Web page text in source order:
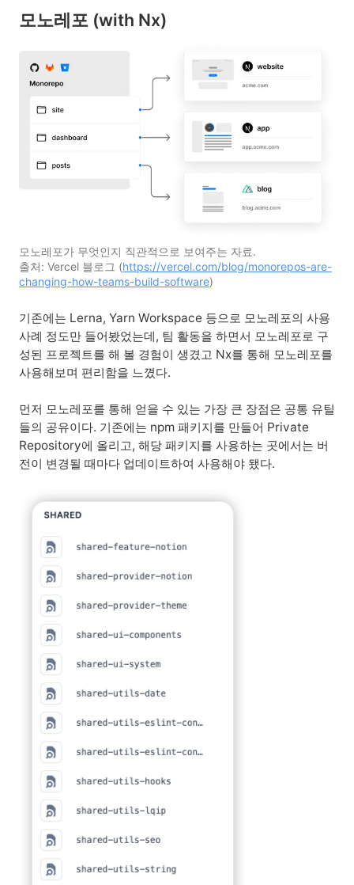
모노레포 (with Nx)
모노레포가 무엇인지 직관적으로 보여주는 자료.
출처: Vercel 블로그 (https://vercel.com/blog/monorepos-are-
changing-how-teams-build-software)
기존에는 Lerna, Yarn Workspace 등으로 모노레포의 사용
사례 정도만 들어봤었는데, 팀 활동을 하면서 모노레포로 구
성된 프로젝트를 해 볼 경험이 생겼고 Nx를 통해 모노레포를
사용해보며 편리함을 느꼈다.
먼저 모노레포를 통해 얻을 수 있는 가장 큰 장점은 공통 유틸
들의 공유이다. 기존에는 npm 패키지를 만들어 Private
Repository에 올리고, 해당 패키지를 사용하는 곳에서는 버
전이 변경될 때마다 업데이트하여 사용해야 됐다.